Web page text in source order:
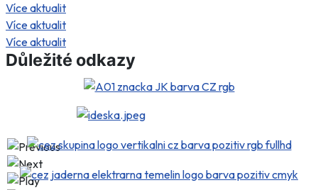
Více aktualit
Více aktualit
Více aktualit
Důležité odkazy